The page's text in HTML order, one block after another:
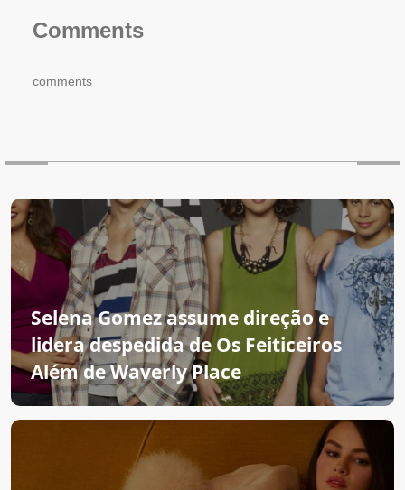
Comments
comments
Selena Gomez assume direção e
lidera despedida de Os Feiticeiros
Além de Waverly Place